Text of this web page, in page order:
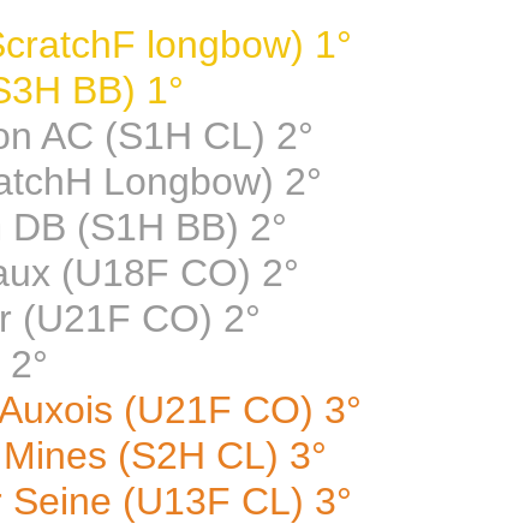
longbow) 1°
BB) 1°
AC (S1H CL) 2°
Longbow) 2°
(S1H BB) 2°
(U18F CO) 2°
(U21F CO) 2°
(U21F CO) 3°
(S2H CL) 3°
(U13F CL) 3°